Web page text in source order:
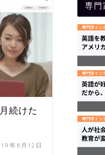
続けた
年8月12日
専門